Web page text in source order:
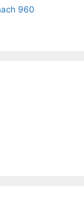
960